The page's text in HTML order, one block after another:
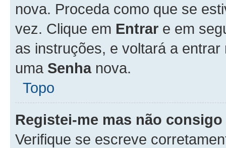
nova. Proceda como que se
vez. Clique em Entrar e em
as instruções, e voltará a
uma Senhanova.
Topo
Registei-me mas não
Verifique se escreve